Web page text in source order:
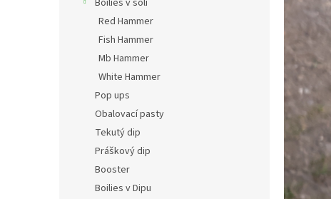
Boilies v soli
Red Hammer
Fish Hammer
Mb Hammer
White Hammer
Pop ups
Obalovací pasty
Tekutý dip
Práškový dip
Booster
Boilies v Dipu